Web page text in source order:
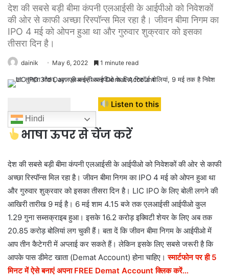
देश की सबसे बड़ी बीमा कंपनी एलआईसी के आईपीओ को निवेशकों
की ओर से काफी अच्छा रिस्पॉन्स मिल रहा है। जीवन बीमा निगम का
IPO 4 मई को ओपन हुआ था और गुरुवार शुक्रवार को इसका
तीसरा दिन है।
dainik May 6, 2022 1 minute read
Listen to this
Hindi
भाषा ऊपर से चेंज करें
देश की सबसे बड़ी बीमा कंपनी एलआईसी के आईपीओ को निवेशकों की ओर से काफी
अच्छा रिस्पॉन्स मिल रहा है। जीवन बीमा निगम का IPO 4 मई को ओपन हुआ था
और गुरुवार शुक्रवार को इसका तीसरा दिन है। LIC IPO के लिए बोली लगने की
आखिरी तारीख 9 मई है। 6 मई शाम 4.15 बजे तक एलआईसी आईपीओ कुल
1.29 गुना सब्सक्राइब हुआ। इसके 16.2 करोड़ इक्विटी शेयर के लिए अब तक
20.85 करोड़ बोलियां लग चुकी हैं। बता दें कि जीवन बीमा निगम के आईपीओ में
आप तीन कैटेगरी में अप्लाई कर सकते हैं। लेकिन इसके लिए सबसे जरूरी है कि
आपके पास डीमेट खाता (Demat Account) होना चाहिए।स्मार्टफोन पर ही 5
मिनट में ऐसे बनाएं अपना FREE Demat Account क्लिक करें…